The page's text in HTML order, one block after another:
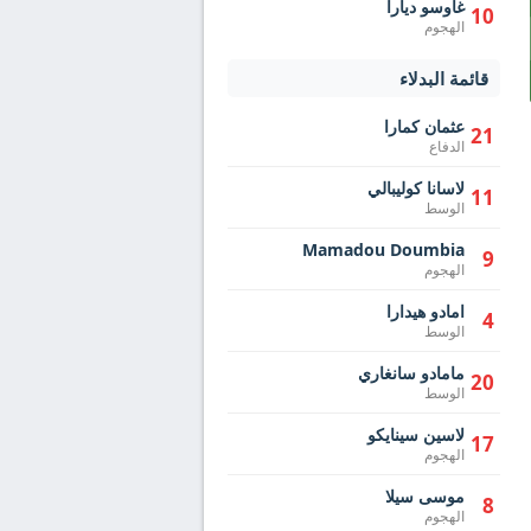
10 غاوسو ديارا
الهجوم
قائمة البدلاء
21 عثمان كمارا
الدفاع
11 لاسانا كوليبالي
الوسط
9
Mamadou Doumbia
الهجوم
4 امادو هيدارا
الوسط
20 مامادو سانغاري
الوسط
17 لاسين سينايكو
الهجوم
8 موسى سيلا
الهجوم